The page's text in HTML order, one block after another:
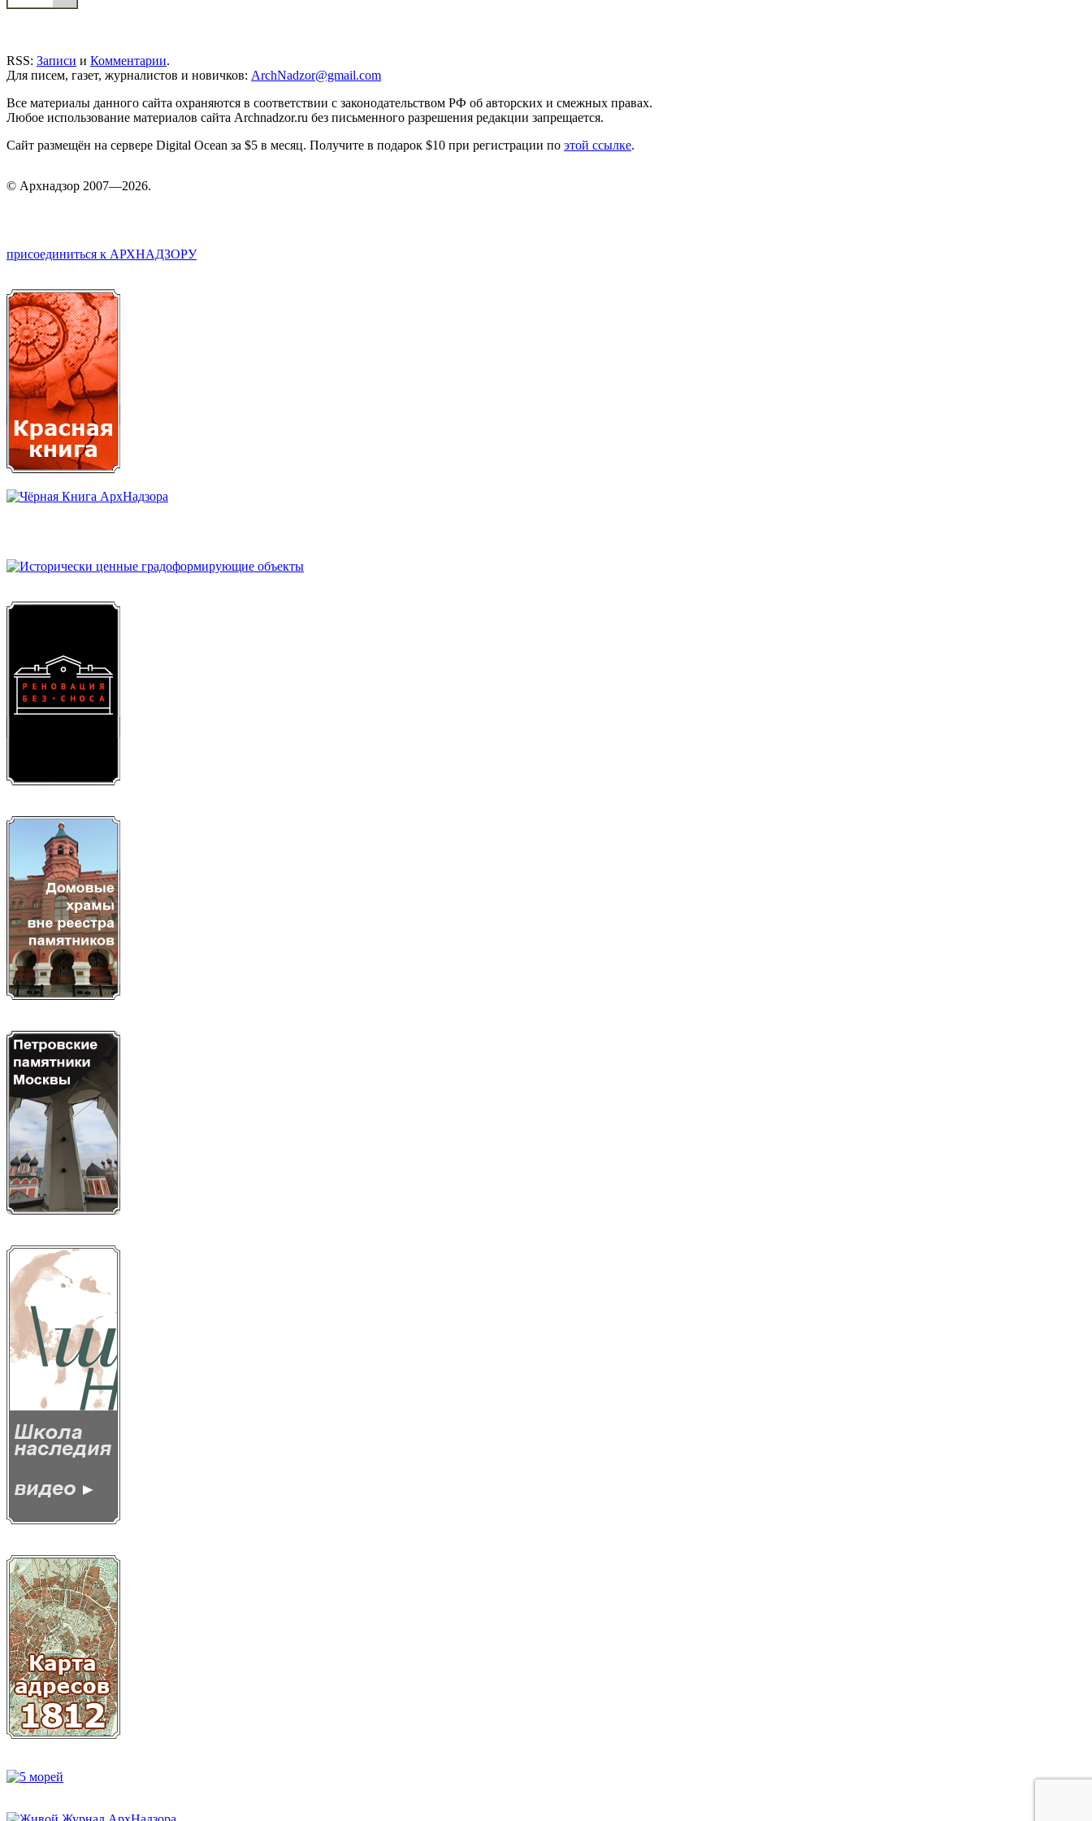
RSS: Записи и Комментарии.
Для писем, газет, журналистов и новичков: ArchNadzor@gmail.com
Все материалы данного сайта охраняются в соответствии с законодательством РФ об авторских и смежных правах.
Любое использование материалов сайта Archnadzor.ru без письменного разрешения редакции запрещается.
Сайт размещён на сервере Digital Ocean за $5 в месяц. Получите в подарок $10 при регистрации по этой ссылке.
© Архнадзор 2007—2026.
присоединиться к АРХНАДЗОРУ